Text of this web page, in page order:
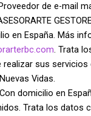
de e-mail
en España. Más
. Trata
realizar sus
Vidas.
domicilio en
Trata los datos